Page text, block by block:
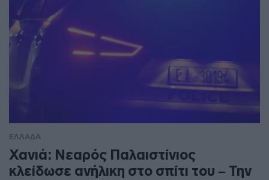
ΕΛΛΑΔΑ
Χανιά: Νεαρός Παλαιστίνιος
κλείδωσε ανήλικη στο σπίτι του – Την